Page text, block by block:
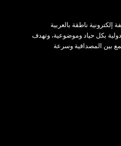
ناطقة بالعربية
بكل حياد وموضوعية، وتهدف
بين المصداقية وسرعة